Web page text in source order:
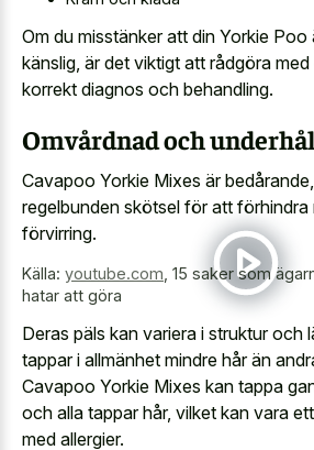
Om du misstänker att din Yorkie Poo
känslig, är det viktigt att rådgöra
korrekt diagnos och behandling.
Omvårdnad och
Cavapoo Yorkie Mixes är
regelbunden skötsel för att
förvirring.
Källa: youtube.com 15 saker som
hatar att göra
Deras päls kan variera i struktur och
tappar i allmänhet mindre hår än
Cavapoo Yorkie Mixes kan tappa
och alla tappar hår, vilket kan vara
med allergier.